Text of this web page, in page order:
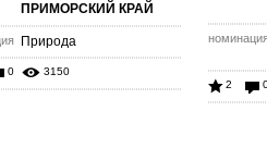
ПРИМОРСКИЙ КРАЙ
Природа
0 3150
2